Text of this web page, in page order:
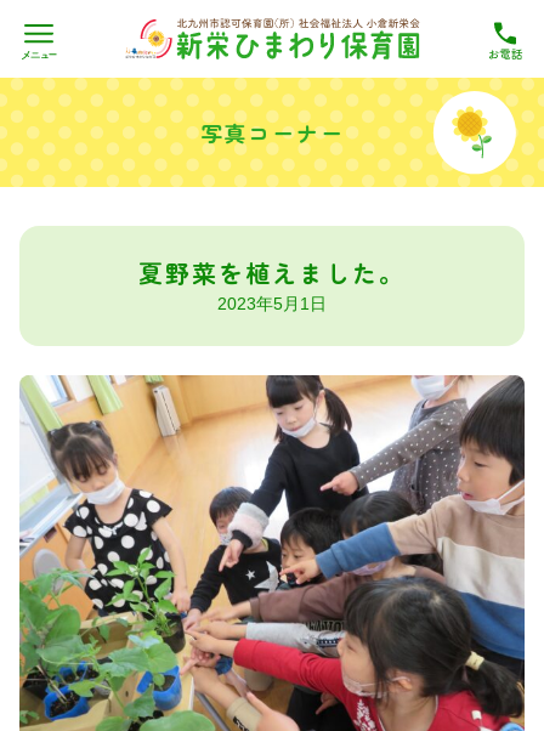
Skip
to
content
写真コーナー
夏野菜を植えました。
2023年5月1日